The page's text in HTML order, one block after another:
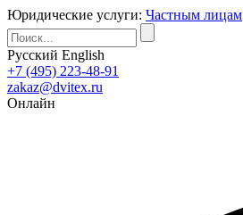
Юридические услуги: Частным лицам
Русский English
+7 (495) 223-48-91
zakaz@dvitex.ru
Онлайн